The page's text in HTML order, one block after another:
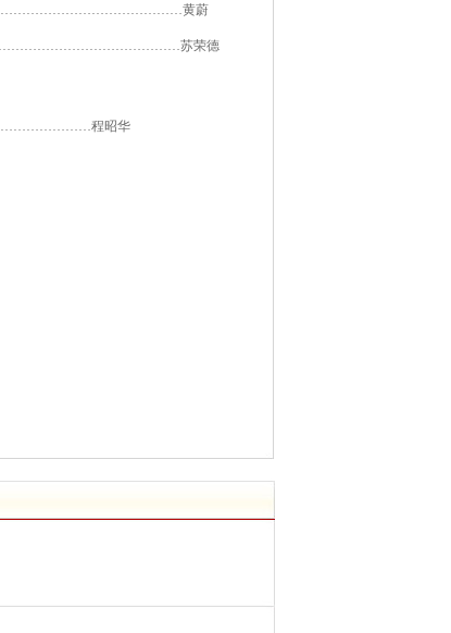
黄蔚
苏荣德
程昭华